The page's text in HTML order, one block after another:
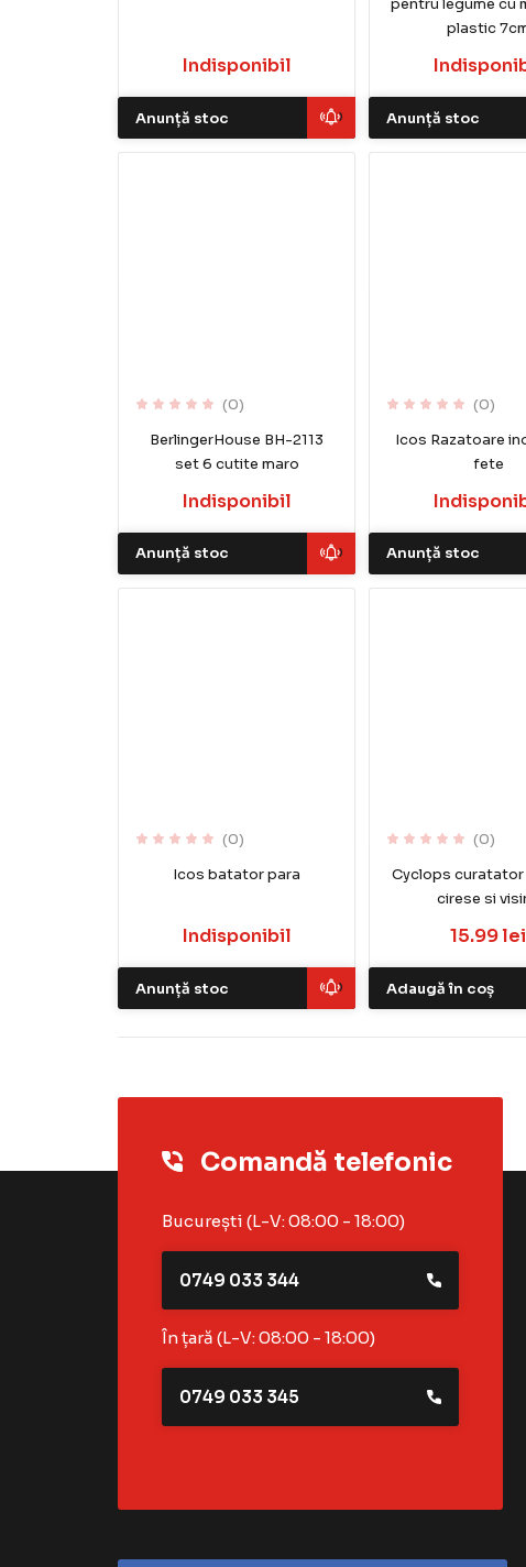
Indisponibil
Anunță stoc
pentru legume cu
plastic
Anunță stoc
(0)
BerlingerHouse BH-2113
set 6 cutite maro
Indisponibil
Anunță stoc
(0)
Icos Razatoare
fete
Anunță stoc
(0)
Icos batator para
Indisponibil
Anunță stoc
(0)
Cyclops curatator
cirese si
15.99 lei
Adaugă în coș
Comandă telefonic
București (L-V: 08:00 - 18:00)
0749 033 344
În țară (L-V: 08:00 - 18:00)
0749 033 345